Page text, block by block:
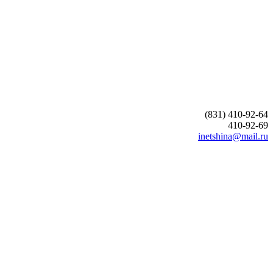
(831) 410-92-64
410-92-69
inetshina@mail.ru